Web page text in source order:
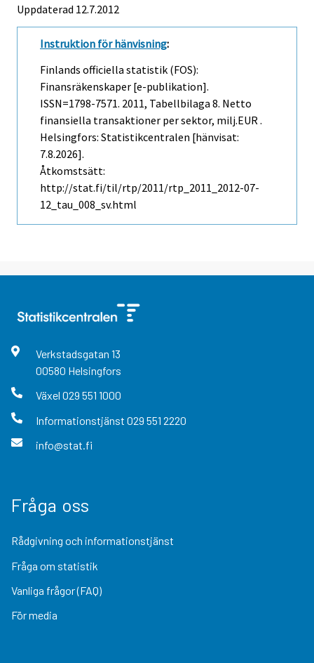
Uppdaterad 12.7.2012
Instruktion för hänvisning:
Finlands officiella statistik (FOS):
Finansräkenskaper [e-publikation].
ISSN=1798-7571. 2011, Tabellbilaga 8. Netto
finansiella transaktioner per sektor, milj.EUR .
Helsingfors: Statistikcentralen [hänvisat:
7.8.2026].
Åtkomstsätt:
http://stat.fi/til/rtp/2011/rtp_2011_2012-07-
12_tau_008_sv.html
Verkstadsgatan 13
00580 Helsingfors
Växel 029 551 1000
Informationstjänst 029 551 2220
info@stat.fi
Fråga oss
Rådgivning och informationstjänst
Fråga om statistik
Vanliga frågor (FAQ)
För media